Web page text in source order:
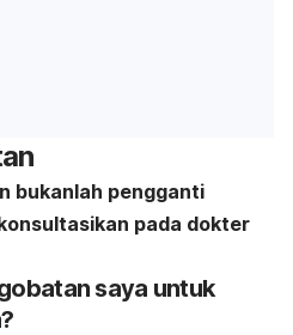
bukanlah pengganti
pada dokter
saya untuk